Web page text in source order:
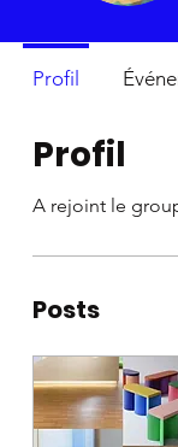
Profil
A rejoint le
Posts
Profil